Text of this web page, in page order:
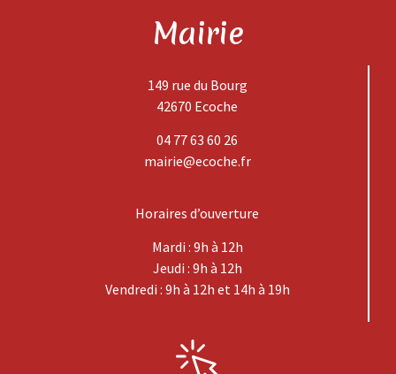
Mairie
149 rue du Bourg
42670 Ecoche
04 77 63 60 26
mairie@ecoche.fr
Horaires d’ouverture
Mardi : 9h à 12h
Jeudi : 9h à 12h
Vendredi : 9h à 12h et 14h à 19h